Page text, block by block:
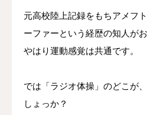
元高校陸上記録をもちアメフ
ーファーという経歴の知人が
やはり運動感覚は共通です。
では「ラジオ体操」のどこが
しょっか？